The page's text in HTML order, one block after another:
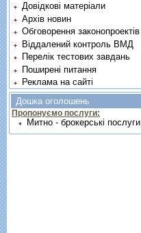
Довідкові матеріали
Архів новин
Обговорення законопроектів
Віддалений контроль ВМД
Перелік тестових завдань
Поширені питання
Реклама на сайті
Дошка оголошень
Пропонуємо послуги:
Митно - брокерські послуги